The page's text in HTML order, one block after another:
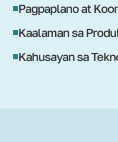
Pagpaplano at
Kaalaman sa
Kahusayan sa